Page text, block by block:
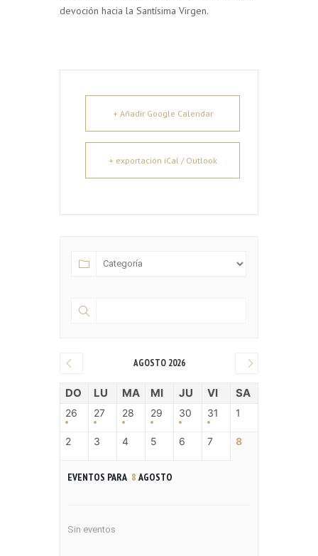
devoción hacia la Santísima Virgen.
+ Añadir Google Calendar
+ exportación iCal / Outlook
AGOSTO 2026
DO LU MA MI JU VI SA
26 27 28 29 30 31 1
2 3 4 5 6 7 8
EVENTOS PARA 8 AGOSTO
Sin eventos